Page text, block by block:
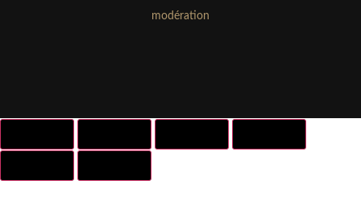
modération